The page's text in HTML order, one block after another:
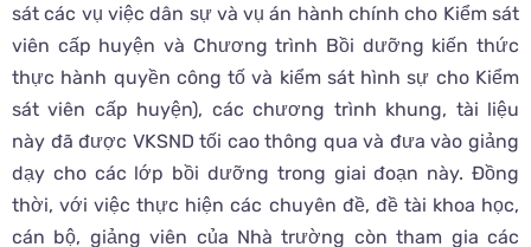
sát các vụ việc dân sự và vụ án hành chính cho Kiểm sát
viên cấp huyện và Chương trình Bồi dưỡng kiến thức
thực hành quyền công tố và kiểm sát hình sự cho Kiểm
sát viên cấp huyện), các chương trình khung, tài liệu
này đã được VKSND tối cao thông qua và đưa vào giảng
dạy cho các lớp bồi dưỡng trong giai đoạn này. Đồng
thời, với việc thực hiện các chuyên đề, đề tài khoa học,
cán bộ, giảng viên của Nhà trường còn tham gia các